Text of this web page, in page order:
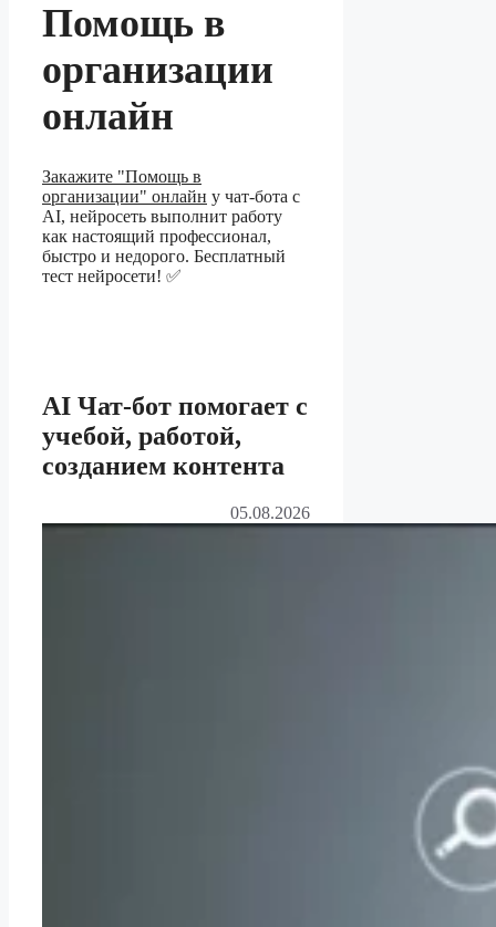
Помощь в
организации
онлайн
Закажите "Помощь в
организации" онлайн у чат-бота с
AI, нейросеть выполнит работу
как настоящий профессионал,
быстро и недорого. Бесплатный
тест нейросети! ✅
AI Чат-бот помогает с
учебой, работой,
созданием контента
05.08.2026